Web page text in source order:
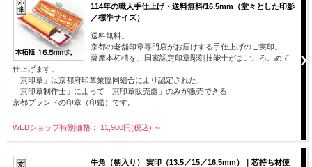
114年の職人手仕上げ・送料無料/16.5mm（堂々とした印影
／標準サイズ）
送料無料。
京都の老舗印章専門店がお届けする手仕上げのご実印。
薩摩本柘植を、国家認定印章彫刻技能士がまごころこめて
仕上げます。
「京印章」は京都府印章業協同組合により認定された、
「京印章制作士」によって「京印章販売處」のみが販売できる
京都ブランドの印章（印鑑）です。
WEBショップ特別価格： 11,900円(税込) ～
牛角（柄入り） 実印（13.5／15／16.5mm）｜芯持ち材使